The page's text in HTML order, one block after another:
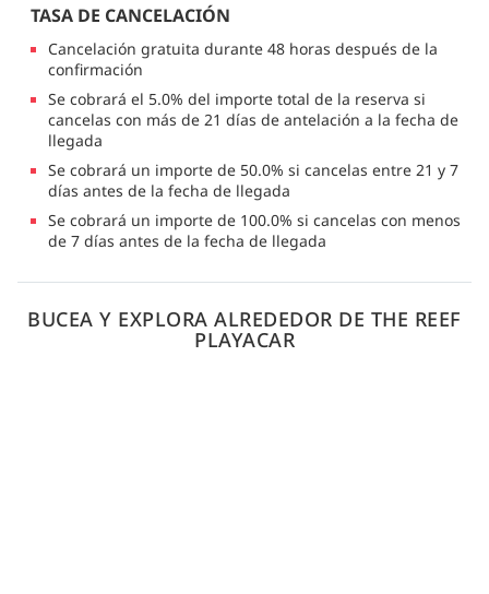
TASA DE CANCELACIÓN
Cancelación gratuita durante 48 horas después de la
confirmación
Se cobrará el 5.0% del importe total de la reserva si
cancelas con más de 21 días de antelación a la fecha de
llegada
Se cobrará un importe de 50.0% si cancelas entre 21 y 7
días antes de la fecha de llegada
Se cobrará un importe de 100.0% si cancelas con menos
de 7 días antes de la fecha de llegada
BUCEA Y EXPLORA ALREDEDOR DE THE REEF
PLAYACAR